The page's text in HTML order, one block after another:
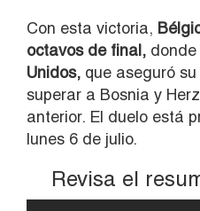
Con esta victoria,
octavos de final,
Unidos, que aseguró
superar a Bosnia y
anterior. El duelo está
lunes 6 de julio.
Revisa el